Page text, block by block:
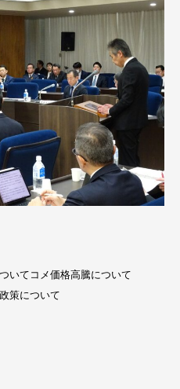
いてコメ価格高騰について
策について